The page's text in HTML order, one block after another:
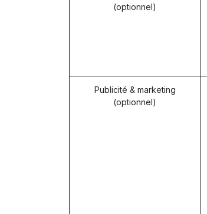
(optionnel)
Publicité & marketing
(optionnel)